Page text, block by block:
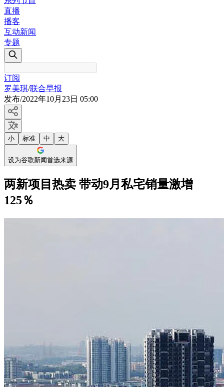
直播
播客
互动新闻
专题
订阅
罗美琪/联合早报
发布/2022年10月23日 05:00
小 标准 中 大
设为谷歌新闻首选来源
两新项目热卖 带动9月私宅销量激增
125％